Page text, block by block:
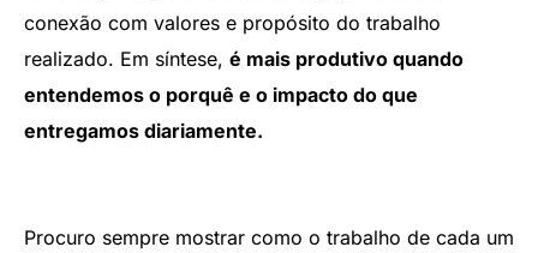
conexão com valores e propósito do trabalho
realizado. Em síntese, é mais produtivo quando
entendemos o porquê e o impacto do que
entregamos diariamente.
Procuro sempre mostrar como o trabalho de cada um